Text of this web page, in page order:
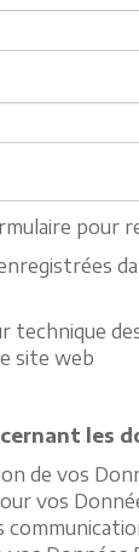
technique
site web
de vos
vos